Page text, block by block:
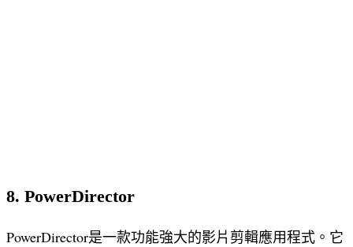
8. PowerDirector
PowerDirector是一款功能強大的影片剪輯應用程式。它